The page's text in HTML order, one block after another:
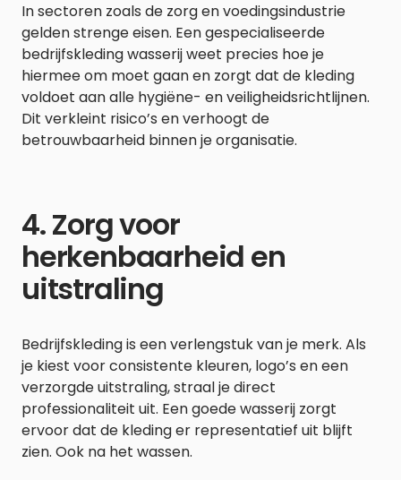
In sectoren zoals de zorg en voedingsindustrie
gelden strenge eisen. Een gespecialiseerde
bedrijfskleding wasserij weet precies hoe je
hiermee om moet gaan en zorgt dat de kleding
voldoet aan alle hygiëne- en veiligheidsrichtlijnen.
Dit verkleint risico’s en verhoogt de
betrouwbaarheid binnen je organisatie.
4. Zorg voor
herkenbaarheid en
uitstraling
Bedrijfskleding is een verlengstuk van je merk. Als
je kiest voor consistente kleuren, logo’s en een
verzorgde uitstraling, straal je direct
professionaliteit uit. Een goede wasserij zorgt
ervoor dat de kleding er representatief uit blijft
zien. Ook na het wassen.